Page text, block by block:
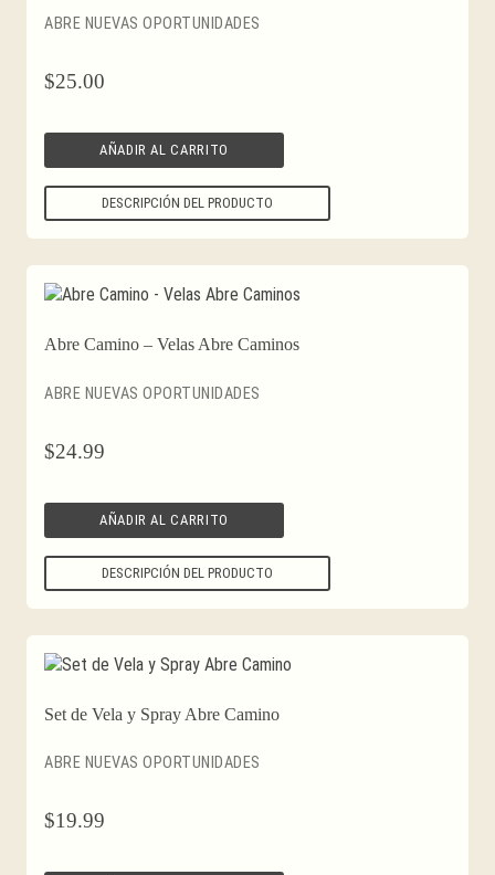
ABRE NUEVAS OPORTUNIDADES
$25.00
AÑADIR AL CARRITO
DESCRIPCIÓN DEL PRODUCTO
Abre Camino – Velas Abre Caminos
ABRE NUEVAS OPORTUNIDADES
$24.99
AÑADIR AL CARRITO
DESCRIPCIÓN DEL PRODUCTO
Set de Vela y Spray Abre Camino
ABRE NUEVAS OPORTUNIDADES
$19.99